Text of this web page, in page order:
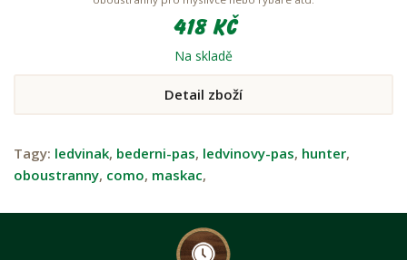
418 Kč
Na skladě
Detail zboží
Tagy: ledvinak, bederni-pas, ledvinovy-pas, hunter,
oboustranny, como, maskac,